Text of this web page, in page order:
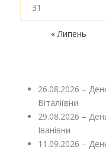
31
« Липень
26.08.2026 –
Віталіївни
29.08.2026 –
Іванівни
11.09.2026 –